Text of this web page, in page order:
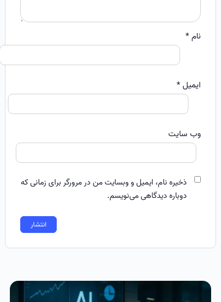
نام*
ایمیل*
وب‌ سایت
ذخیره نام، ایمیل و وبسایت من در مرورگر برای زمانی که
دوباره دیدگاهی می‌نویسم.